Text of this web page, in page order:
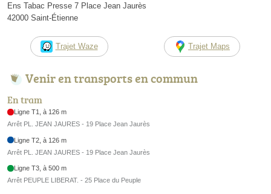
Ens Tabac Presse 7 Place Jean Jaurès
42000 Saint-Étienne
Trajet Waze Trajet Maps
Venir en transports en commun
En tram
Ligne T1, à 126 m
Arrêt PL. JEAN JAURES - 19 Place Jean Jaurès
Ligne T2, à 126 m
Arrêt PL. JEAN JAURES - 19 Place Jean Jaurès
Ligne T3, à 500 m
Arrêt PEUPLE LIBERAT. - 25 Place du Peuple